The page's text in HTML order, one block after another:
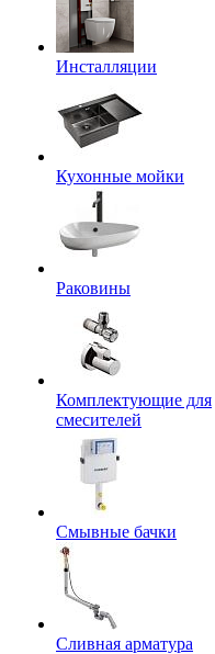
Инсталляции
Кухонные мойки
Раковины
Комплектующие для
смесителей
Смывные бачки
Сливная арматура